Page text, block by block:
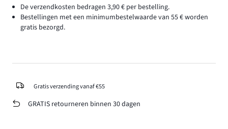
De verzendkosten bedragen 3,90 € per bestelling.
Bestellingen met een minimumbestelwaarde van 55 € worden
gratis bezorgd.
Gratis verzending vanaf €55
GRATIS retourneren binnen 30 dagen